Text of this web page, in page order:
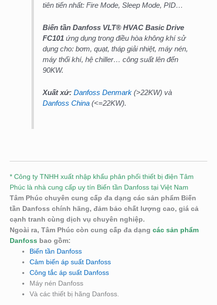
tiên tiến nhất: Fire Mode, Sleep Mode, PID…
Biến tần Danfoss VLT® HVAC Basic Drive
FC101 ứng dụng trong điều hòa không khí sử
dụng cho: bơm, quạt, tháp giải nhiệt, máy nén,
máy thổi khí, hệ chiller… công suất lên đến
90KW.
Xuất xứ: Danfoss Denmark (>22KW) và
Danfoss China (<=22KW).
* Công ty TNHH xuất nhập khẩu phân phối thiết bị điện Tâm
Phúc là nhà cung cấp uy tín Biến tần Danfoss tại Việt Nam
Tâm Phúc chuyên cung cấp đa dạng các sản phẩm Biến
tần Danfoss chính hãng, đảm bảo chất lượng cao, giá cả
cạnh tranh cùng dịch vụ chuyên nghiệp.
Ngoài ra, Tâm Phúc còn cung cấp đa dạng các sản phẩm
Danfoss bao gồm:
Biến tần Danfoss
Cảm biến áp suất Danfoss
Công tắc áp suất Danfoss
Máy nén Danfoss
Và các thiết bị hãng Danfoss.